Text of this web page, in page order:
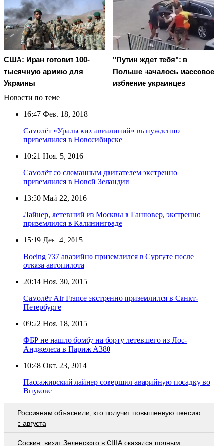
США: Иран готовит 100-
тысячную армию для
Украины
"Путин ждет тебя": в
Польше началось массовое
избиение украинцев
Новости по теме
16:47 Фев. 18, 2018
Самолёт «Уральских авиалиний» вынужденно
приземлился в Новосибирске
10:21 Ноя. 5, 2016
Самолёт со сломанным двигателем экстренно
приземлился в Новой Зеландии
13:30 Май 22, 2016
Лайнер, летевший из Москвы в Ганновер, экстренно
приземлился в Калининграде
15:19 Дек. 4, 2015
Boeing 737 аварийно приземлился в Сургуте после
отказа автопилота
20:14 Ноя. 30, 2015
Самолёт Air France экстренно приземлился в Санкт-
Петербурге
09:22 Ноя. 18, 2015
ФБР не нашло бомбу на борту летевшего из Лос-
Анджелеса в Париж А380
10:48 Окт. 23, 2014
Пассажирский лайнер совершил аварийную посадку во
Внукове
Россиянам объяснили, кто получит повышенную пенсию
с августа
Соскин: визит Зеленского в США оказался полным